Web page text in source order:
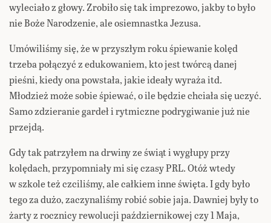
wyleciało z głowy. Zrobiło się tak imprezowo, jakby to było
nie Boże Narodzenie, ale osiemnastka Jezusa.
Umówiliśmy się, że w przyszłym roku śpiewanie kolęd
trzeba połączyć z edukowaniem, kto jest twórcą danej
pieśni, kiedy ona powstała, jakie ideały wyraża itd.
Młodzież może sobie śpiewać, o ile będzie chciała się uczyć.
Samo zdzieranie gardeł i rytmiczne podrygiwanie już nie
przejdą.
Gdy tak patrzyłem na drwiny ze świąt i wygłupy przy
kolędach, przypomniały mi się czasy PRL. Otóż wtedy
w szkole też czciliśmy, ale całkiem inne święta. I gdy było
tego za dużo, zaczynaliśmy robić sobie jaja. Dawniej były to
żarty z rocznicy rewolucji październikowej czy 1 Maja,